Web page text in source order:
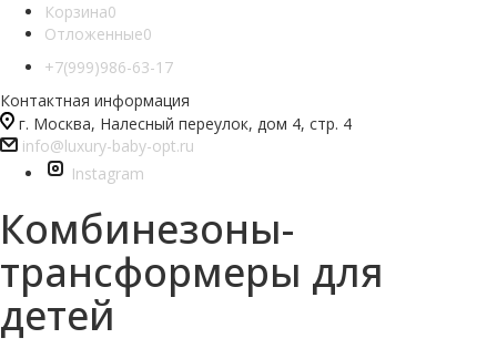
Корзина0
Отложенные0
+7(999)986-63-17
Контактная информация
г. Москва, Налесный переулок, дом 4, стр. 4
info@luxury-baby-opt.ru
Instagram
Комбинезоны-
трансформеры для
детей